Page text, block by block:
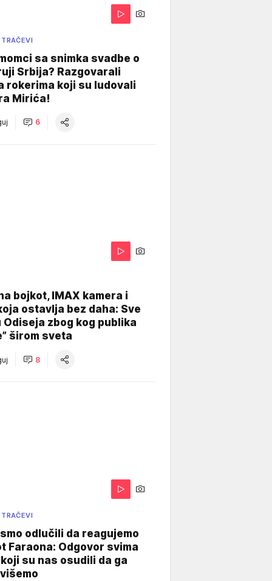
sa snimka svadbe o
Srbija? Razgovarali
rokerima koji su ludovali
Mirića!
6
bojkot, IMAX kamera i
ostavlja bez daha: Sve
Odiseja zbog kog publika
širom sveta
8
odlučili da reagujemo
Faraona: Odgovor svima
su nas osudili da ga